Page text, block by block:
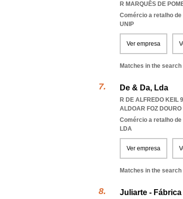
R MARQUÊS DE
Comércio a retalho
UNIP
Ver empresa
Matches in the search
De & Da, Lda
R DE ALFREDO KEIL
ALDOAR FOZ
Comércio a retalho
LDA
Ver empresa
Matches in the search
Juliarte -